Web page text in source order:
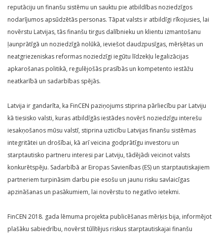
reputāciju un finanšu sistēmu un sauktu pie atbildības noziedzīgos
nodarījumos apsūdzētās personas. Tāpat valsts ir atbildīgi rīkojusies, lai
novērstu Latvijas, tās finanšu tirgus dalībnieku un klientu izmantošanu
ļaunprātīgā un noziedzīgā nolūkā, ieviešot daudzpusīgas, mērķētas un
neatgriezeniskas reformas noziedzīgi iegūtu līdzekļu legalizācijas
apkarošanas politikā, regulējošās prasībās un kompetento iestāžu
neatkarībā un sadarbības spējās.
Latvija ir gandarīta, ka FinCEN paziņojums stiprina pārliecību par Latviju
kā tiesisko valsti, kuras atbildīgās iestādes novērš noziedzīgu interešu
iesakņošanos mūsu valstī, stiprina uzticību Latvijas finanšu sistēmas
integritātei un drošībai, kā arī veicina godprātīgu investoru un
starptautisko partneru interesi par Latviju, tādējādi veicinot valsts
konkurētspēju. Sadarbībā ar Eiropas Savienības (ES) un starptautiskajiem
partneriem turpināsim darbu pie esošu un jaunu risku savlaicīgas
apzināšanas un pasākumiem, lai novērstu to negatīvo ietekmi.
FinCEN 2018. gada lēmuma projekta publicēšanas mērķis bija, informējot
plašāku sabiedrību, novērst tūlītējus riskus starptautiskajai finanšu